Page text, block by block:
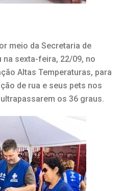
meio da Secretaria de
sexta-feira, 22/09, no
Altas Temperaturas, para
de rua e seus pets nos
os 36 graus.